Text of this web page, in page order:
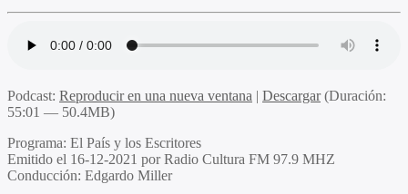
Podcast: Reproducir en una nueva ventana | Descargar(Duración:
55:01 — 50.4MB)
Programa: El País y los Escritores
Emitido el 16-12-2021 por Radio Cultura FM 97.9 MHZ
Conducción: Edgardo Miller